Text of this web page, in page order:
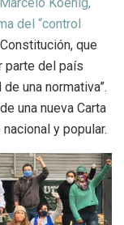
del “control
que
parte del país
una normativa”.
una nueva Carta
y popular.